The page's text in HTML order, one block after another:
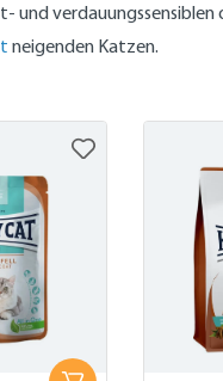
und verdauungssensiblen
neigenden Katzen.